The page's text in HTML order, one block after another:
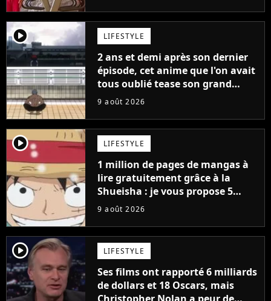
player2 LIFESTYLE
2 ans et demi après son dernier
épisode, cet anime que l'on avait
tous oublié tease son grand
retour
9 août 2026
player2 LIFESTYLE
1 million de pages de mangas à
lire gratuitement grâce à la
Shueisha : je vous propose 5
mangas jamais sortis en France
9 août 2026
player2 LIFESTYLE
Ses films ont rapporté 6 milliards
de dollars et 18 Oscars, mais
Christopher Nolan a peur de